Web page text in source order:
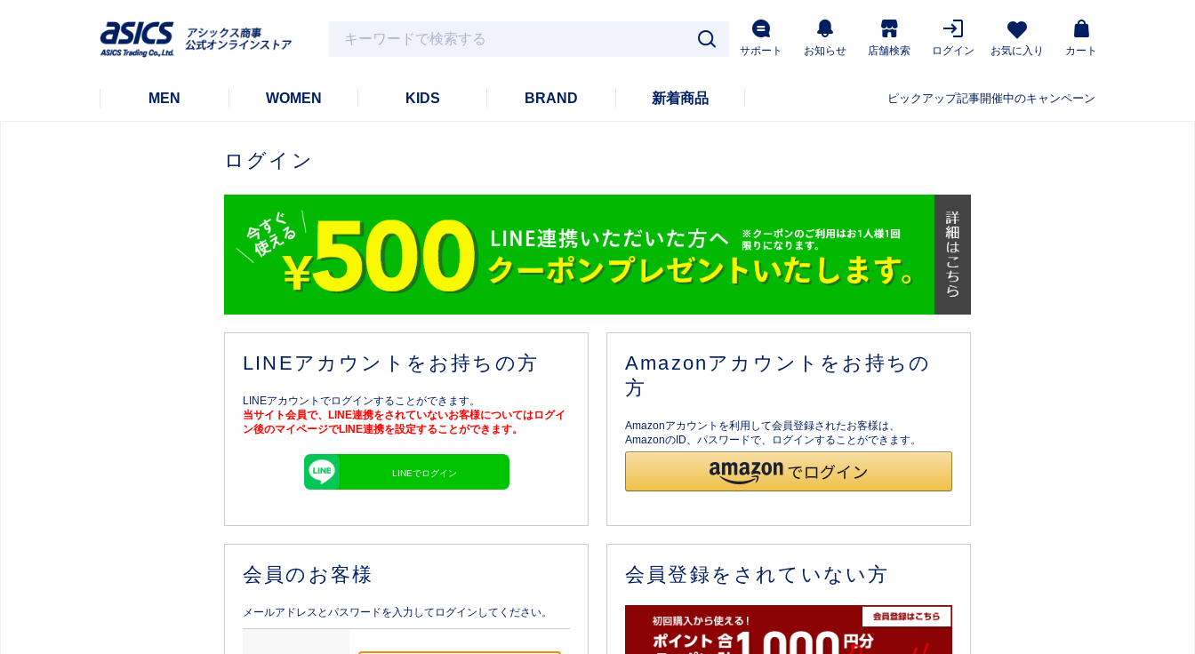
サポート お知らせ 店舗検索 ログイン お気に入り カート
MEN WOMEN KIDS BRAND 新着商品 ピックアップ記事開催中のキャンペーン
ログイン
LINEアカウントをお持ちの方
LINEアカウントでログインすることができます。
当サイト会員で、LINE連携をされていないお客様についてはログイ
ン後のマイページでLINE連携を設定することができます。
LINEでログイン
Amazonアカウントをお持ちの
方
Amazonアカウントを利用して会員登録されたお客様は、
AmazonのID、パスワードで、ログインすることができます。
会員のお客様
メールアドレスとパスワードを入力してログインしてください。
会員登録をされていない方